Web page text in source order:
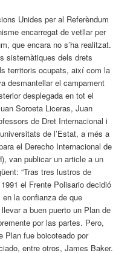
Unides per al Referèndum
encarregat de vetllar per
que encara no s’ha realitzat.
sistemàtiques dels drets
territoris ocupats, així com la
desmantellar el campament
desplegada en tot el
Soroeta Liceras, Juan
de Dret Internacional i
de l’Estat, a més a
el Derecho Internacional de
van publicar un article a un
“Tras tres lustros de
el Frente Polisario decidió
la confianza de que
a buen puerto un Plan de
por las partes. Pero,
Plan fue boicoteado por
entre otros, James Baker.